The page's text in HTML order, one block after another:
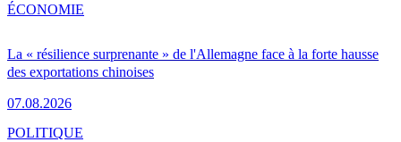
La « résilience surprenante » de l'Allemagne face à la forte hausse
des exportations chinoises
07.08.2026
ÉCONOMIE
POLITIQUE